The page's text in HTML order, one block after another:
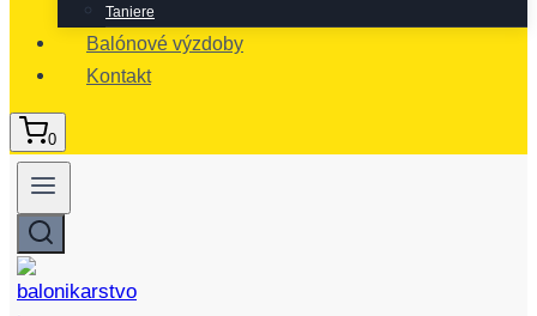
Taniere
Balónové výzdoby
Kontakt
0